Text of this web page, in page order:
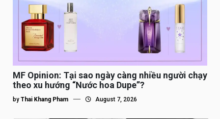
MF Opinion: Tại sao ngày càng nhiều người chạy
theo xu hướng “Nước hoa Dupe”?
by Thai Khang Pham August 7, 2026